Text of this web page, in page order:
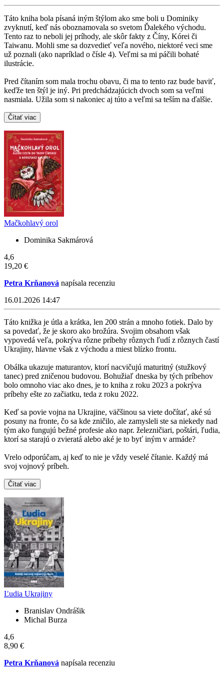
Táto kniha bola písaná iným štýlom ako sme boli u Dominiky
zvyknutí, keď nás oboznamovala so svetom Ďalekého východu.
Tento raz to neboli jej príhody, ale skôr fakty z Číny, Kórei či
Taiwanu. Mohli sme sa dozvedieť veľa nového, niektoré veci sme
už poznali (ako napríklad o čísle 4). Veľmi sa mi páčili bohaté
ilustrácie.
Pred čítaním som mala trochu obavu, či ma to tento raz bude baviť,
keďže ten štýl je iný. Pri predchádzajúcich dvoch som sa veľmi
nasmiala. Užila som si nakoniec aj túto a veľmi sa teším na ďalšie.
Čítať viac
Mačkohlavý orol
Dominika Sakmárová
4,6
19,20 €
Petra Krňanová napísala recenziu
16.01.2026 14:47
Táto knižka je útla a krátka, len 200 strán a mnoho fotiek. Dalo by
sa povedať, že je skoro ako brožúra. Svojim obsahom však
vypovedá veľa, pokrýva rôzne príbehy rôznych ľudí z rôznych častí
Ukrajiny, hlavne však z východu a miest blízko frontu.
Obálka ukazuje maturantov, ktorí nacvičujú maturitný (stužkový
tanec) pred zničenou budovou. Bohužiaľ dneska by tých príbehov
bolo omnoho viac ako dnes, je to kniha z roku 2023 a pokrýva
príbehy ešte zo začiatku, teda z roku 2022.
Keď sa povie vojna na Ukrajine, väčšinou sa viete dočítať, aké sú
posuny na fronte, čo sa kde zničilo, ale zamysleli ste sa niekedy nad
tým ako fungujú bežné profesie ako napr. železničiari, poštári, ľudia,
ktorí sa starajú o zvieratá alebo aké je to byť iným v armáde?
Vrelo odporúčam, aj keď to nie je vždy veselé čítanie. Každý má
svoj vojnový príbeh.
Čítať viac
Ľudia Ukrajiny
Branislav Ondrášik
Michal Burza
4,6
8,90 €
Petra Krňanová napísala recenziu